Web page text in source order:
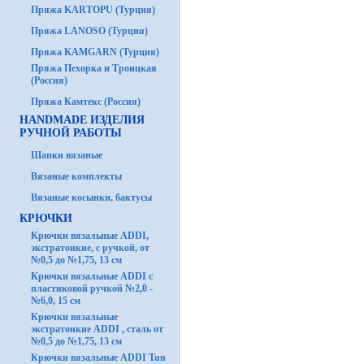
Пряжа KARTOPU (Турция)
Пряжа LANOSO (Турция)
Пряжа KAMGARN (Турция)
Пряжа Пехорка и Троицкая
(Россия)
Пряжа Камтекс (Россия)
HANDMADE ИЗДЕЛИЯ
РУЧНОЙ РАБОТЫ
Шапки вязаные
Вязаные комплекты
Вязаные косынки, бактусы
КРЮЧКИ
Крючки вязальные ADDI,
экстратонкие, с ручкой, от
№0,5 до №1,75, 13 см
Крючки вязальные ADDI с
пластиковой ручкой №2,0 -
№6,0, 15 см
Крючки вязальные
экстратонкие ADDI , сталь от
№0,5 до №1,75, 13 см
Крючки вязальные ADDI Tun